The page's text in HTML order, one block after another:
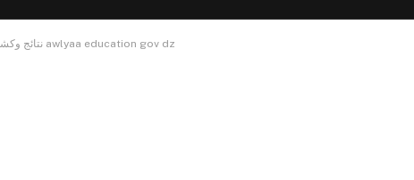
نتائج وكشوف نقاط الفصل الاول عن طريق الارضية الرقمية awlyaa education gov dz